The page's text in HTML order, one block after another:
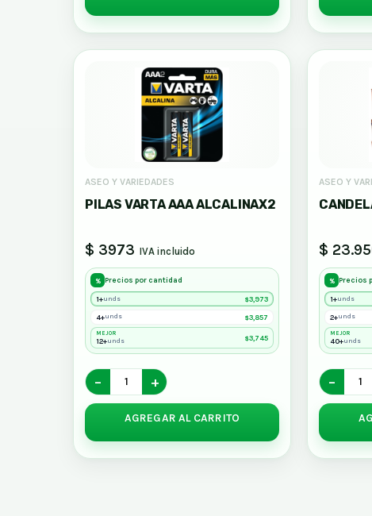
ASEO Y VARIEDADES
PILAS VARTA AAA ALCALINAX2
$ 3973 IVA incluido
% Precios por cantidad
1+unds $3,973
4+unds $3,857
MEJOR
12+unds $3,745
− +
AGREGAR AL CARRITO
ASEO Y
$
% Precios
1+unds
2+unds
MEJOR
40+unds
−